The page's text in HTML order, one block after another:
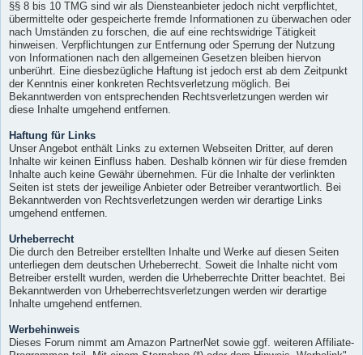
§§ 8 bis 10 TMG sind wir als Diensteanbieter jedoch nicht verpflichtet,
übermittelte oder gespeicherte fremde Informationen zu überwachen oder
nach Umständen zu forschen, die auf eine rechtswidrige Tätigkeit
hinweisen. Verpflichtungen zur Entfernung oder Sperrung der Nutzung
von Informationen nach den allgemeinen Gesetzen bleiben hiervon
unberührt. Eine diesbezügliche Haftung ist jedoch erst ab dem Zeitpunkt
der Kenntnis einer konkreten Rechtsverletzung möglich. Bei
Bekanntwerden von entsprechenden Rechtsverletzungen werden wir
diese Inhalte umgehend entfernen.
Haftung für Links
Unser Angebot enthält Links zu externen Webseiten Dritter, auf deren
Inhalte wir keinen Einfluss haben. Deshalb können wir für diese fremden
Inhalte auch keine Gewähr übernehmen. Für die Inhalte der verlinkten
Seiten ist stets der jeweilige Anbieter oder Betreiber verantwortlich. Bei
Bekanntwerden von Rechtsverletzungen werden wir derartige Links
umgehend entfernen.
Urheberrecht
Die durch den Betreiber erstellten Inhalte und Werke auf diesen Seiten
unterliegen dem deutschen Urheberrecht. Soweit die Inhalte nicht vom
Betreiber erstellt wurden, werden die Urheberrechte Dritter beachtet. Bei
Bekanntwerden von Urheberrechtsverletzungen werden wir derartige
Inhalte umgehend entfernen.
Werbehinweis
Dieses Forum nimmt am Amazon PartnerNet sowie ggf. weiteren Affiliate-